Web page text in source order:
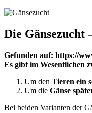
Die Gänsezucht
Gefunden auf: https://
Es gibt im Wesentlichen
Um den Tieren ein
Um die Gänse
Bei beiden Varianten der